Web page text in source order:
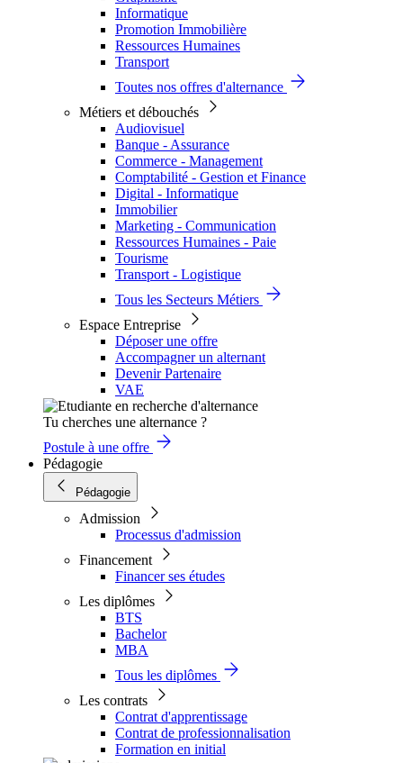
Informatique
Promotion Immobilière
Ressources Humaines
Transport
Toutes nos offres d'alternance
Métiers et débouchés
Audiovisuel
Banque - Assurance
Commerce - Management
Comptabilité - Gestion et Finance
Digital - Informatique
Immobilier
Marketing - Communication
Ressources Humaines - Paie
Tourisme
Transport - Logistique
Tous les Secteurs Métiers
Espace Entreprise
Déposer une offre
Accompagner un alternant
Devenir Partenaire
VAE
Tu cherches une alternance ?
Postule à une offre
Pédagogie
Pédagogie
Admission
Processus d'admission
Financement
Financer ses études
Les diplômes
BTS
Bachelor
MBA
Tous les diplômes
Les contrats
Contrat d'apprentissage
Contrat de professionnalisation
Formation en initial